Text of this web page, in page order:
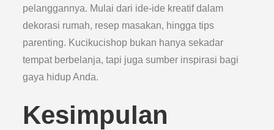
pelanggannya. Mulai dari ide-ide kreatif dalam
dekorasi rumah, resep masakan, hingga tips
parenting. Kucikucishop bukan hanya sekadar
tempat berbelanja, tapi juga sumber inspirasi bagi
gaya hidup Anda.
Kesimpulan